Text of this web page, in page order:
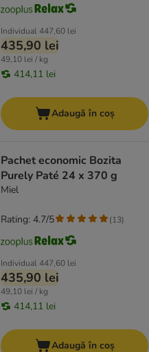
Individual447,60 lei
435,90 lei
49,10 lei / kg
414,11 lei
Adaugă în coș
Pachet economic Bozita
Purely Paté 24 x 370 g
Miel
Individual447,60 lei
435,90 lei
49,10 lei / kg
414,11 lei
Rating: 4.7/5 (13)
Adaugă în coș